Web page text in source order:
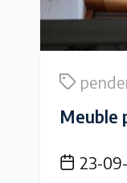
Meuble
23-